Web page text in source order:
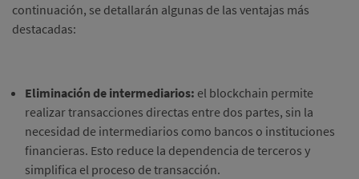
continuación, se detallarán algunas de las ventajas más
destacadas:
Eliminación de intermediarios: el blockchain permite
realizar transacciones directas entre dos partes, sin la
necesidad de intermediarios como bancos o instituciones
financieras. Esto reduce la dependencia de terceros y
simplifica el proceso de transacción.